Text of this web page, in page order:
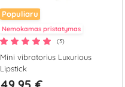
Populiaru
Nemokamas pristatymas
(3)
Mini vibratorius Luxurious
Lipstick